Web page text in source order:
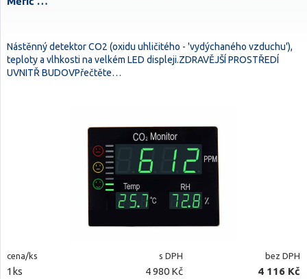
Nástěnný detektor CO2 (oxidu uhličitého - 'vydýchaného vzduchu'),
teploty a vlhkosti na velkém LED displeji.ZDRAVĚJŠÍ PROSTŘEDÍ
UVNITŘ BUDOVPřečtěte…
cena/ks s DPH bez DPH
1ks 4 980 Kč
4 116 Kč